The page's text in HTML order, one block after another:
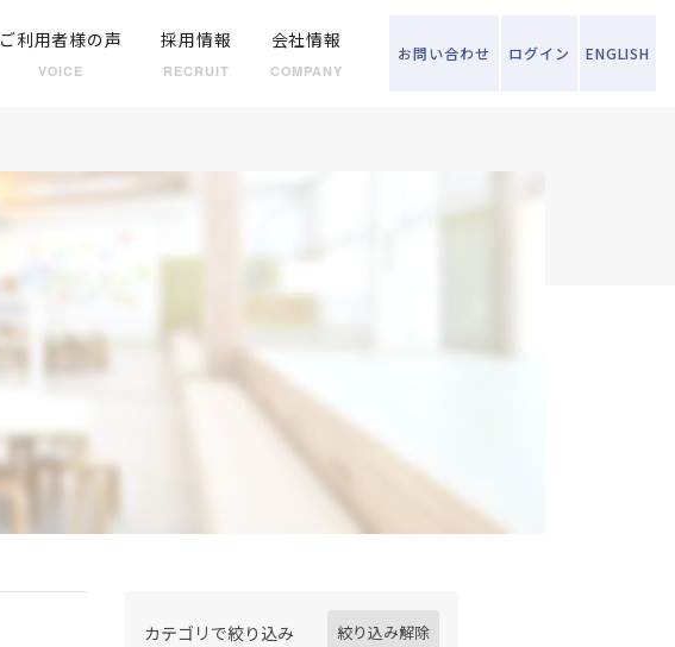
ログイン
お問い合わせ ENGLISH
ご利用者様の声
VOICE
採用情報
RECRUIT
会社情報
COMPANY
カテゴリで絞り込み 絞り込み解除